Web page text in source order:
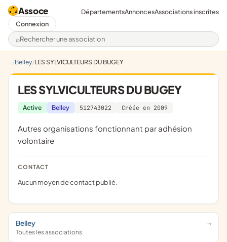
Assoce
Rechercher une association
DépartementsAnnoncesAssociations inscrites
Connexion
Belley LES SYLVICULTEURS DU BUGEY
LES SYLVICULTEURS DU BUGEY
Active Belley 512743022 Créée en 2009
Autres organisations fonctionnant par adhésion
volontaire
CONTACT
Aucun moyen de contact publié.
Belley
Toutes les associations